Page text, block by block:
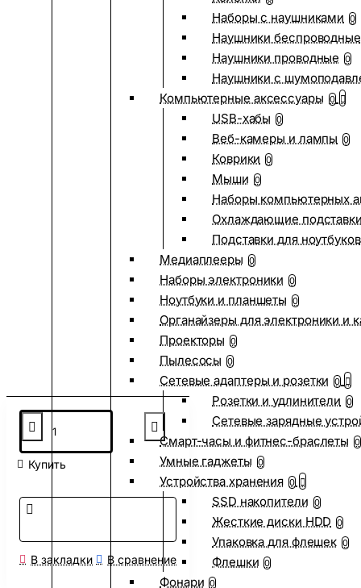
Наборы с наушниками 0
Наушники беспроводные
Наушники проводные 0
Наушники с
Компьютерные аксессуары 0
USB-хабы 0
Веб-камеры и лампы 0
Коврики 0
Мыши 0
Наборы компьютерных
Охлаждающие
Подставки для ноутбуков
Медиаплееры 0
Наборы электроники 0
Ноутбуки и планшеты 0
Органайзеры для электроники и
Проекторы 0
Пылесосы 0
Сетевые адаптеры и розетки 0
Розетки и удлинители 0
Сетевые зарядные
Смарт-часы и фитнес-браслеты 0
Умные гаджеты 0
Устройства хранения 0
SSD накопители 0
Жесткие диски HDD 0
Упаковка для флешек 0
Флешки 0
Фонари 0
Купить
В закладки В сравнение